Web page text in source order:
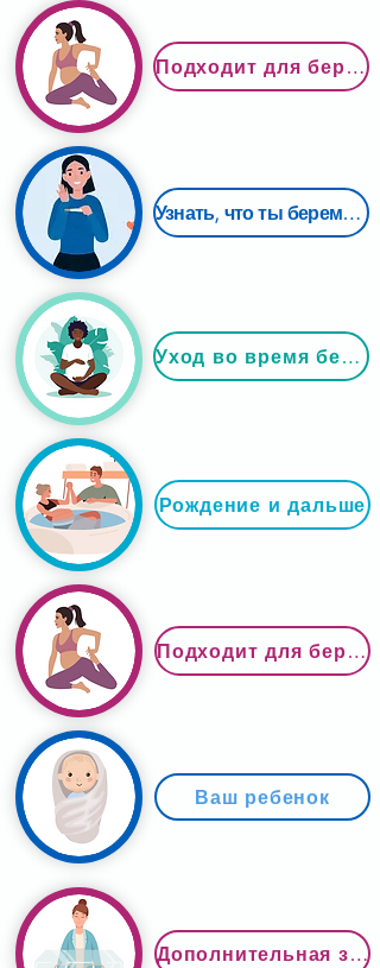
Подходит для беременности
Узнать, что ты беременна
Уход во время беременности
Рождение и дальше
Подходит для беременности
Ваш ребенок
Дополнительная забота